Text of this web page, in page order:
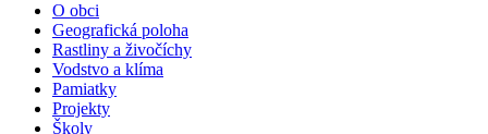
O obci
Geografická poloha
Rastliny a živočíchy
Vodstvo a klíma
Pamiatky
Projekty
Školy